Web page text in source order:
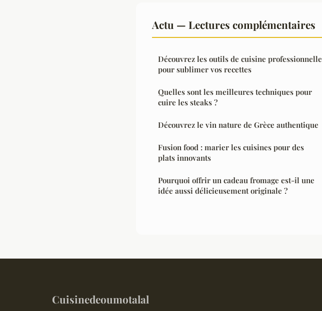
Actu — Lectures complémentaires
Découvrez les outils de cuisine professionnelle
pour sublimer vos recettes
Quelles sont les meilleures techniques pour
cuire les steaks ?
Découvrez le vin nature de Grèce authentique
Fusion food : marier les cuisines pour des
plats innovants
Pourquoi offrir un cadeau fromage est-il une
idée aussi délicieusement originale ?
Cuisinedeoumotalal